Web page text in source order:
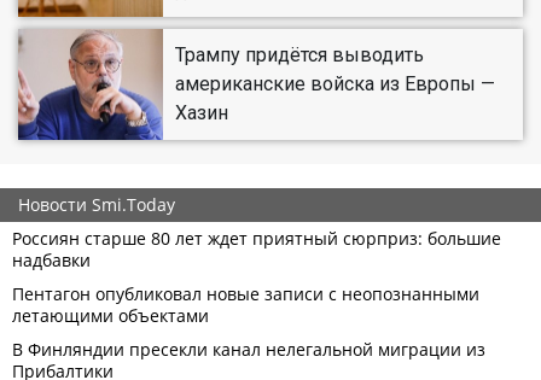
Трампу придётся выводить
американские войска из Европы —
Хазин